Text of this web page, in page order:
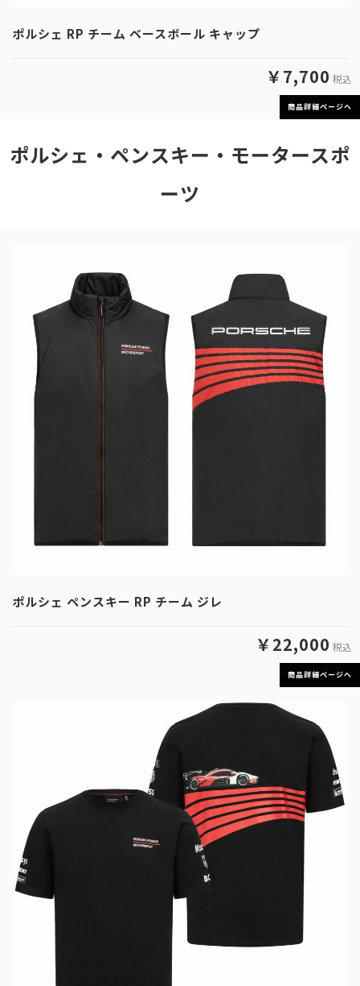
ポルシェ RP チーム ベースボール キャップ
￥7,700 税込
商品詳細ページへ
ポルシェ・ペンスキー・モータースポ
ーツ
ポルシェ ペンスキー RP チーム ジレ
￥22,000 税込
商品詳細ページへ